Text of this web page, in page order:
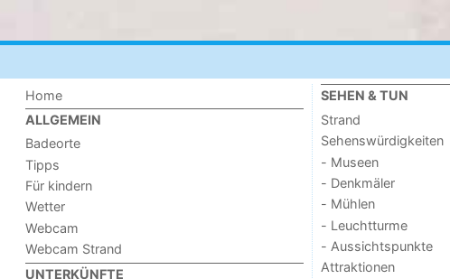
Home
ALLGEMEIN
Badeorte
Tipps
Für kindern
Wetter
Webcam
Webcam Strand
UNTERKÜNFTE
SEHEN & TUN
Strand
Sehenswürdigkeiten
- Museen
- Denkmäler
- Mühlen
- Leuchtturme
- Aussichtspunkte
Attraktionen